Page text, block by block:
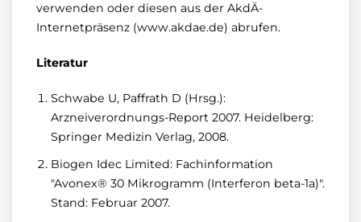
verwenden oder diesen aus der AkdÄ-
Internetpräsenz (www.akdae.de) abrufen.
Literatur
Schwabe U, Paffrath D (Hrsg.):
Arzneiverordnungs-Report 2007. Heidelberg:
Springer Medizin Verlag, 2008.
Biogen Idec Limited: Fachinformation
"Avonex® 30 Mikrogramm (Interferon beta-1a)".
Stand: Februar 2007.